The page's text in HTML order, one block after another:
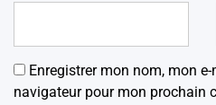
Enregistrer mon nom, mon
navigateur pour mon prochain